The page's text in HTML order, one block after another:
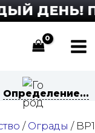
ДЕНЬ!
Определение...
/ Ограды /